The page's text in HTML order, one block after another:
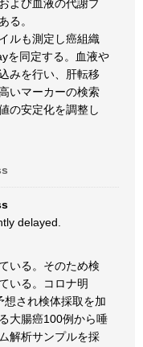
よび血液の代謝プ
る。
ルも測定し癌組織
を同定する。血液や
みを行い、肝転移
いマーカーの検索
の安定化を調整し
delayed.
いる。そのため検
いる。コロナ明
想され検体採取を加
大腸癌100例から唾
解析サンプルを採